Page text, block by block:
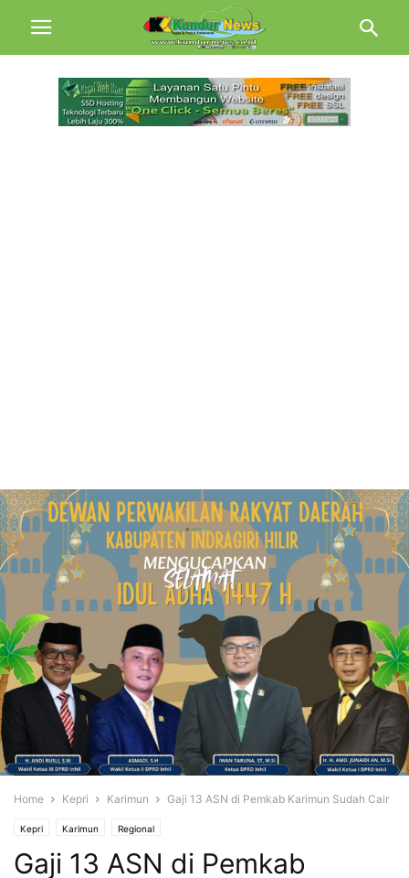
Home Kepri Karimun Gaji 13 ASN di Pemkab Karimun Sudah Cair
Kepri Karimun Regional
Gaji 13 ASN di Pemkab